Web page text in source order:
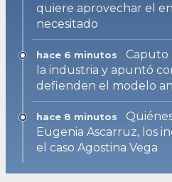
quiere aprovechar el
necesitado
hace 6 minutos
Caputo
la industria y apuntó
defienden el modelo
hace 8 minutos
Eugenia Ascarruz, los
el caso Agostina Vega